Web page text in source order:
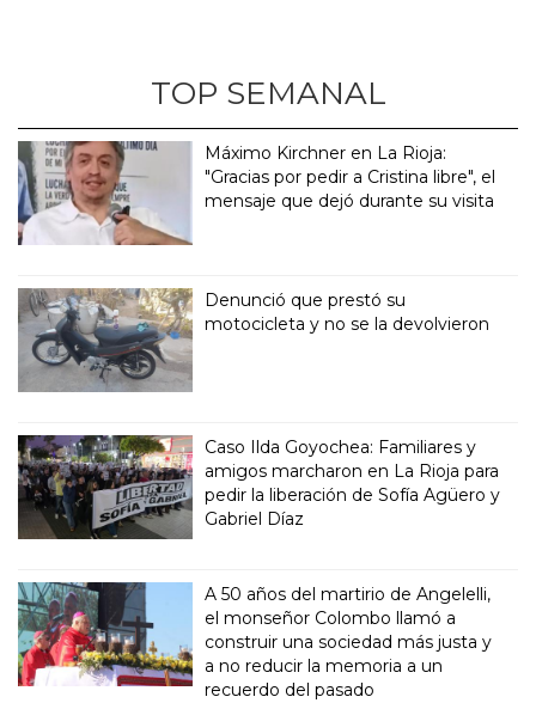
TOP SEMANAL
Máximo Kirchner en La Rioja:
"Gracias por pedir a Cristina libre", el
mensaje que dejó durante su visita
Denunció que prestó su
motocicleta y no se la devolvieron
Caso Ilda Goyochea: Familiares y
amigos marcharon en La Rioja para
pedir la liberación de Sofía Agüero y
Gabriel Díaz
A 50 años del martirio de Angelelli,
el monseñor Colombo llamó a
construir una sociedad más justa y
a no reducir la memoria a un
recuerdo del pasado